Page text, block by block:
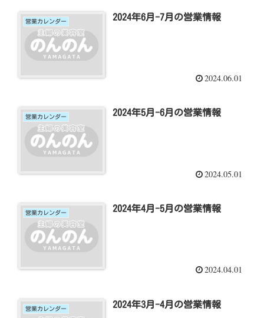
営業カレンダー 2024年6月-7月の営業情報
2024.06.01
営業カレンダー 2024年5月-6月の営業情報
2024.05.01
営業カレンダー 2024年4月-5月の営業情報
2024.04.01
営業カレンダー 2024年3月-4月の営業情報